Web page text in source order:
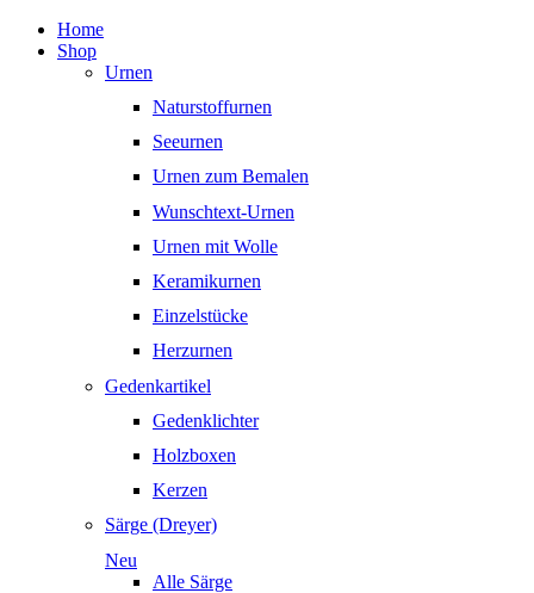
Home
Shop
Urnen
Naturstoffurnen
Seeurnen
Urnen zum Bemalen
Wunschtext-Urnen
Urnen mit Wolle
Keramikurnen
Einzelstücke
Herzurnen
Gedenkartikel
Gedenklichter
Holzboxen
Kerzen
Särge (Dreyer)
Neu
Alle Särge